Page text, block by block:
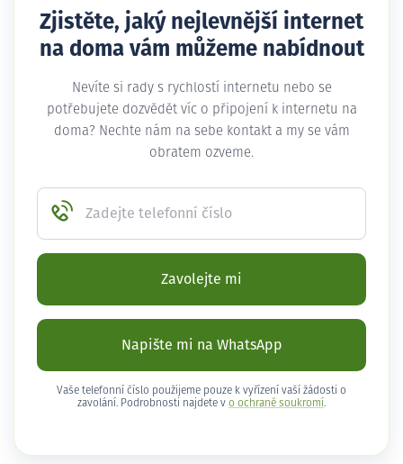
Zjistěte, jaký nejlevnější internet
na doma vám můžeme nabídnout
Nevíte si rady s rychlostí internetu nebo se
potřebujete dozvědět víc o připojení k internetu na
doma? Nechte nám na sebe kontakt a my se vám
obratem ozveme.
Zadejte telefonní číslo
Zavolejte mi
Napište mi na WhatsApp
Vaše telefonní číslo použijeme pouze k vyřízení vaší žádosti o
zavolání. Podrobnosti najdete v o ochraně soukromí .